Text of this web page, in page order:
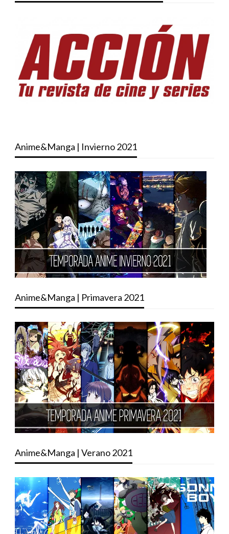
Anime&Manga | Invierno 2021
Anime&Manga | Primavera 2021
Anime&Manga | Verano 2021